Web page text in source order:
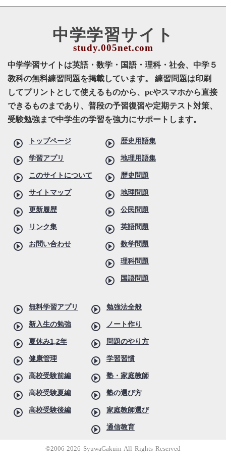
中学学習サイト
中学学習サイトは英語・数学・国語・理科・社会、中学５
教科の無料練習問題を掲載しています。 練習問題は印刷
してプリントとして使えるものから、pcやスマホから直接
できるものまであり、普段の予習復習や定期テスト対策、
受験勉強まで中学生の学習を強力にサポートします。
トップページ
学習アプリ
このサイトについて
サイトマップ
更新履歴
リンク集
お問い合わせ
歴史用語集
地理用語集
歴史問題
地理問題
公民問題
英語問題
数学問題
理科問題
国語問題
無料学習アプリ
新入生の勉強
夏休み1,2年
健康管理
高校受験前編
高校受験夏編
高校受験後編
勉強法全般
ノート作り
問題のやり方
学習習慣
塾・家庭教師
塾の選び方
家庭教師選び
通信教育
©2006-2026 SyuwaGakuin All Rights Reserved